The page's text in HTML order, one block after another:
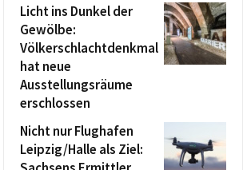
Licht ins Dunkel der
Gewölbe:
Völkerschlachtdenkmal
hat neue
Ausstellungsräume
erschlossen
Nicht nur Flughafen
Leipzig/Halle als Ziel: